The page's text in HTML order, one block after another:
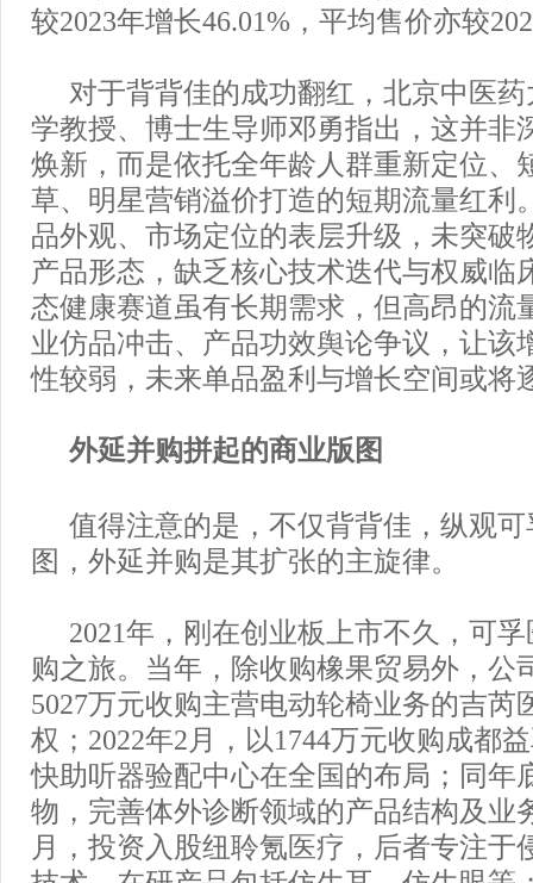
较2023年增长46.01%，平均售价亦较
对于背背佳的成功翻红，北京中医
学教授、博士生导师邓勇指出，这并非
焕新，而是依托全年龄人群重新定位、
草、明星营销溢价打造的短期流量红利
品外观、市场定位的表层升级，未突破
产品形态，缺乏核心技术迭代与权威临
态健康赛道虽有长期需求，但高昂的流
业仿品冲击、产品功效舆论争议，让该
性较弱，未来单品盈利与增长空间或将
外延并购拼起的商业版图
值得注意的是，不仅背背佳，纵观
图，外延并购是其扩张的主旋律。
2021年，刚在创业板上市不久，可
购之旅。当年，除收购橡果贸易外，公
5027万元收购主营电动轮椅业务的吉芮
权；2022年2月，以1744万元收购成都
快助听器验配中心在全国的布局；同年
物，完善体外诊断领域的产品结构及业
月，投资入股纽聆氪医疗，后者专注于